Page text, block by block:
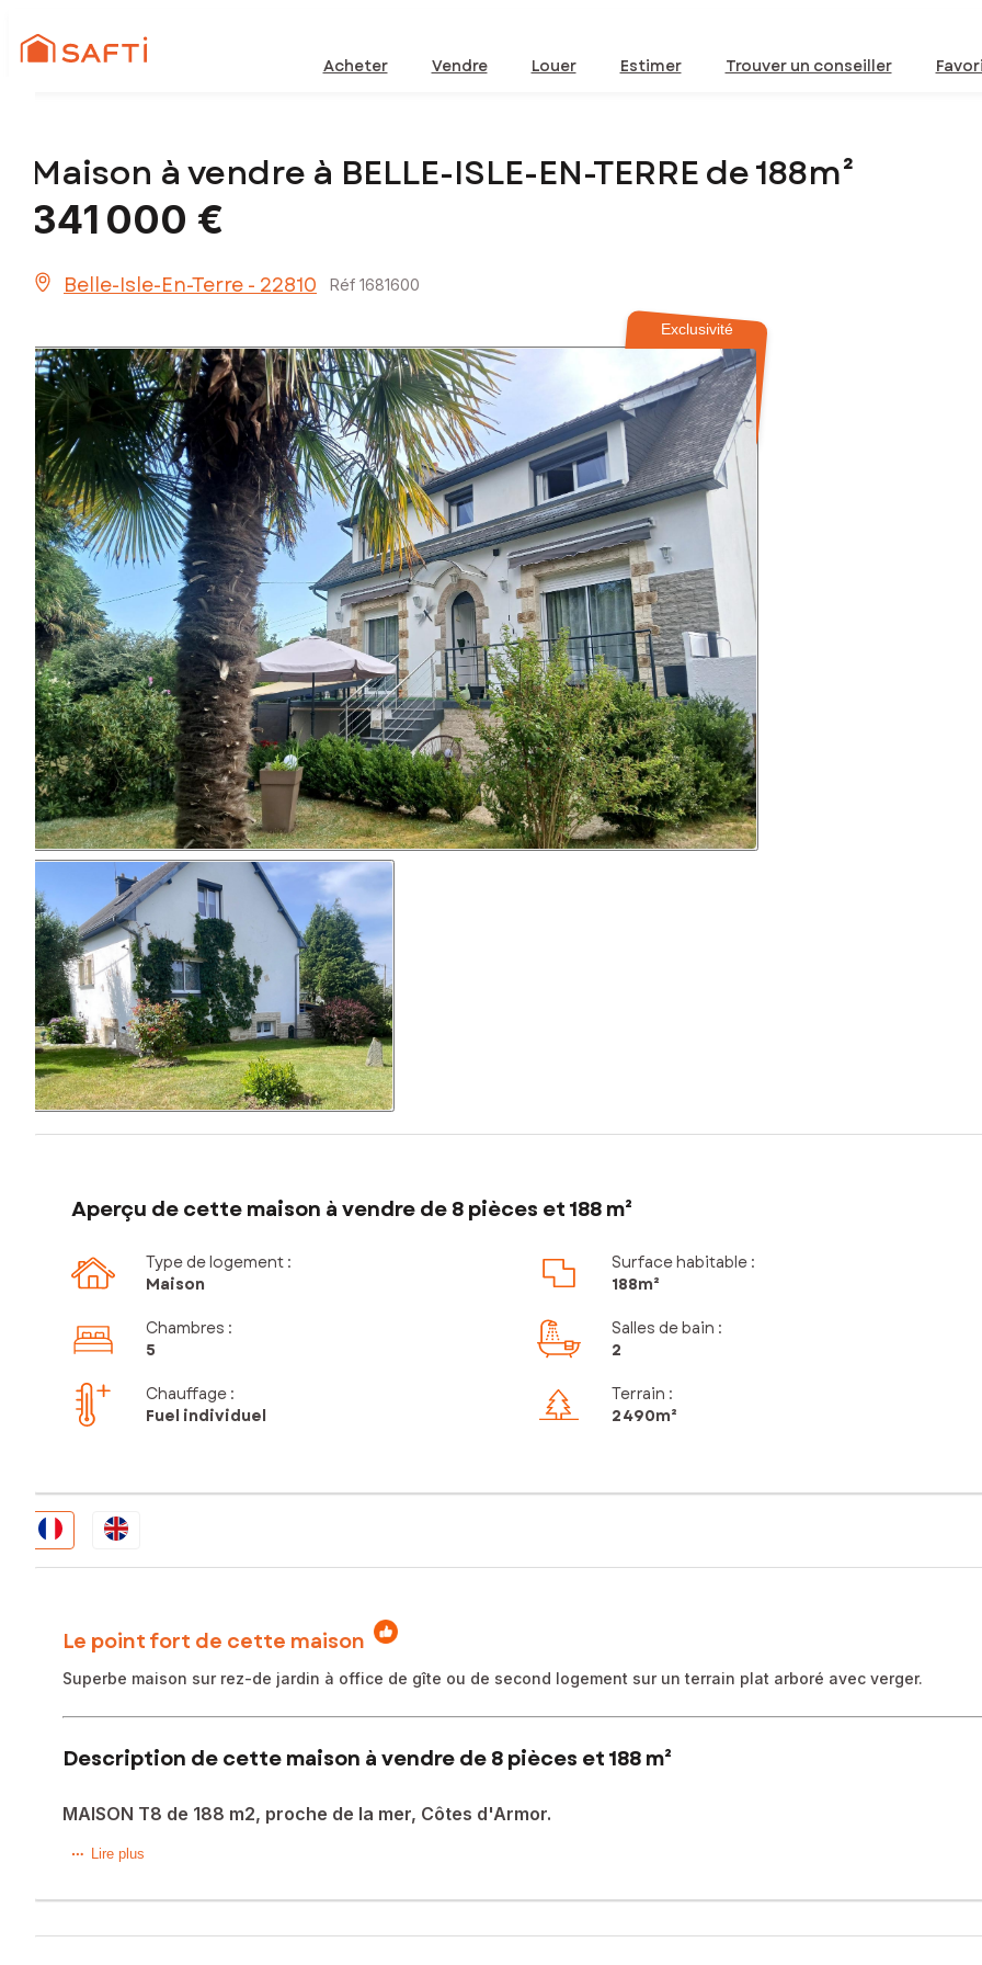
Acheter Vendre Louer Estimer Trouver un conseiller
Maison à vendre à BELLE-ISLE-EN-TERRE de 188m²
341 000 €
Belle-Isle-En-Terre - 22810 Réf 1681600
Exclusivité
Aperçu de cette maison à vendre de 8 pièces et 188 m²
Type de logement :
Maison
Surface habitable :
188m²
Chambres :
5
Salles de bain :
2
Chauffage :
Fuel individuel
Terrain :
2 490m²
Le point fort de cette maison
Superbe maison sur rez-de jardin à office de gîte ou de second logement sur un terrain plat arboré avec verger.
Description de cette maison à vendre de 8 pièces et 188 m²
MAISON T8 de 188 m2, proche de la mer, Côtes d'Armor.
Maison d'habitation de 1972 rénovée par ses propriétaires au fil des années, de 188 m2 habitable sur 2490 m2 de terrain
grande baie vitrée avec vue sur une partie du jardin.Chaufferie.Parking.
Au 2ème, 1 chambre avec petite pièce en enfilade, 2 chambres mansardées, 1 salle de bain avec douche et baignoire
Lire plus